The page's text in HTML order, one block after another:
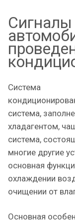
Система
система,
хладагентом,
система,
многие другие
основная
охлаждении
очищении от
Основная